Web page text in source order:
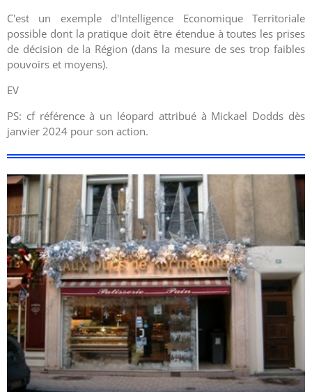
C'est un exemple d'Intelligence Economique Territoriale
possible dont la pratique doit être étendue à toutes les prises
de décision de la Région (dans la mesure de ses trop faibles
pouvoirs et moyens).
EV
PS: cf référence à un léopard attribué à Mickael Dodds dès
janvier 2024 pour son action.